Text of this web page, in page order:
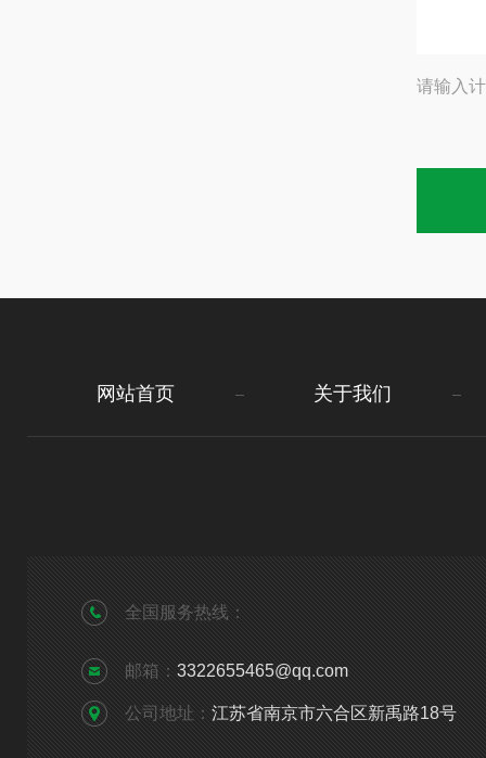
请输入
网站首页 关于我们
全国服务热线：
邮箱： 3322655465@qq.com
公司地址： 江苏省南京市六合区新禹路18号